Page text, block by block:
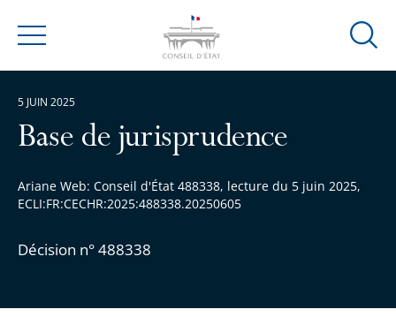
Menu
Ouvrir
Base de jurisprudence
Ariane Web: Conseil d'État 488338, lecture du 5 juin 2025,
ECLI:FR:CECHR:2025:488338.20250605
Décision n° 488338
5 JUIN 2025